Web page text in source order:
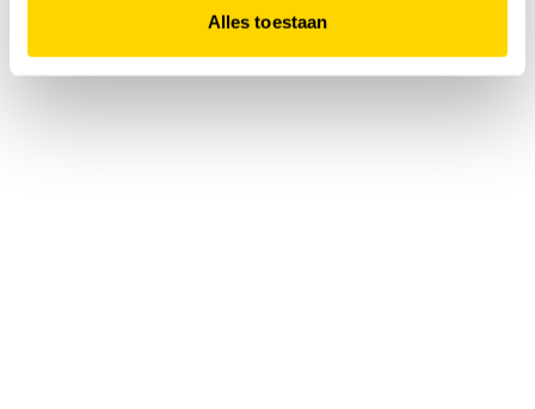
Alles toestaan